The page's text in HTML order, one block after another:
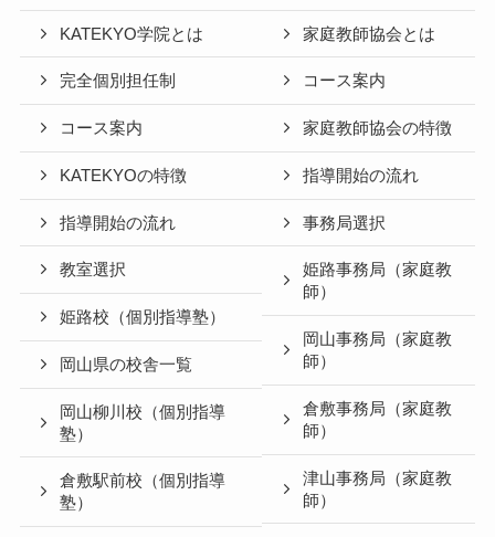
KATEKYO学院とは
完全個別担任制
コース案内
KATEKYOの特徴
指導開始の流れ
教室選択
姫路校（個別指導塾）
岡山県の校舎一覧
岡山柳川校（個別指導
塾）
倉敷駅前校（個別指導
塾）
家庭教師協会とは
コース案内
家庭教師協会の特徴
指導開始の流れ
事務局選択
姫路事務局（家庭教
師）
岡山事務局（家庭教
師）
倉敷事務局（家庭教
師）
津山事務局（家庭教
師）